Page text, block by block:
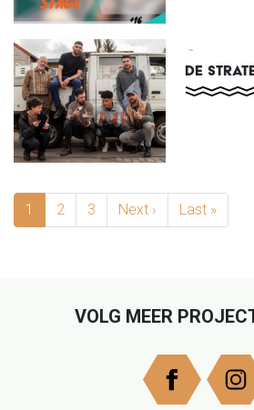
-
DE
PAGINERING
1 2 3 Next › Next page
Last »
VOLG MEER